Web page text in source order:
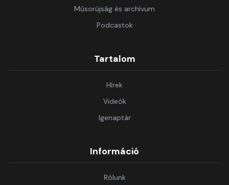
Műsorújság és archívum
Podcastok
Tartalom
Hírek
Videók
Igenaptár
Információ
Rólunk